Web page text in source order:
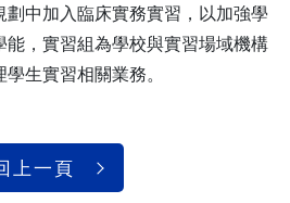
中加入臨床實務實習，以加強學
，實習組為學校與實習場域機構
生實習相關業務。
上一頁